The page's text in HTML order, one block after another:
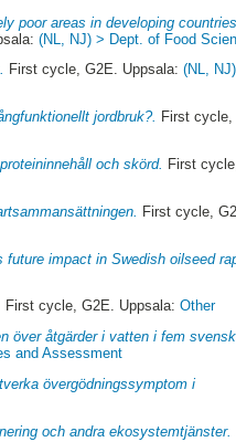
poor areas in developing
(NL, NJ) > Dept. of Food
First cycle, G2E. Uppsala:(NL,
jordbruk?. First cycle,
och skörd.
First
First cycle,
impact in Swedish oilseed
First cycle, G2E. Uppsala:Other
över åtgärder i vatten i fem
and Assessment
övergödningssymptom i
och andra ekosystemtjänster.